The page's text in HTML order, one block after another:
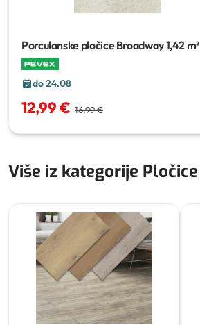
Porculanske pločice Broadway1,42 m²
do 24.08
12,99 € 16,99 €
Više iz kategorije Pločice